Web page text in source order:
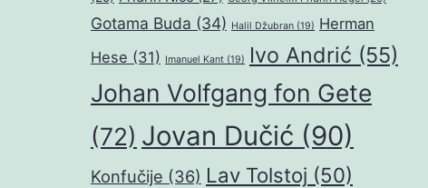
Gotama Buda (34) Halil Džubran (19) Herman
Hese (31) Imanuel Kant (19) Ivo Andrić (55)
Johan Volfgang fon Gete
(72) Jovan Dučić (90)
Konfučije (36) Lav Tolstoj (50)